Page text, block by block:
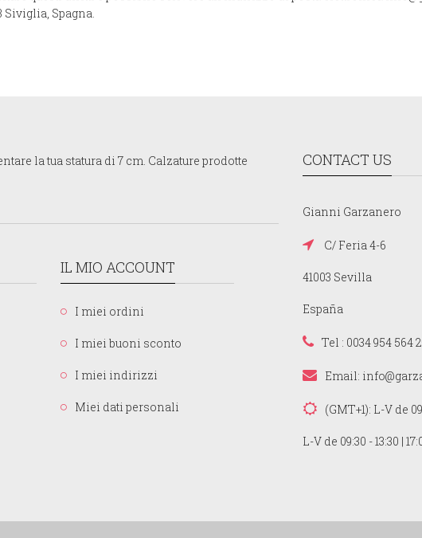
Siviglia, Spagna.
la tua statura di 7 cm. Calzature prodotte
CONTACT US
Gianni Garzanero
C/ Feria 4-6
41003 Sevilla
España
Tel : 0034 954 564
Email:
(GMT+1): L-V de
L-V de 09:30 - 13:30 |
IL MIO ACCOUNT
I miei ordini
I miei buoni sconto
I miei indirizzi
Miei dati personali